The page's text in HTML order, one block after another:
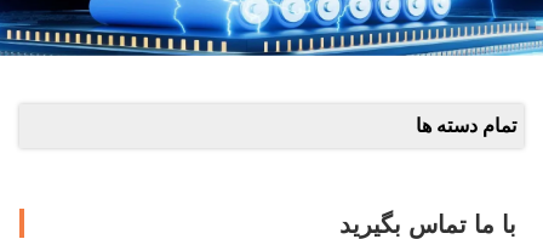
تمام دسته ها
با ما تماس بگیرید